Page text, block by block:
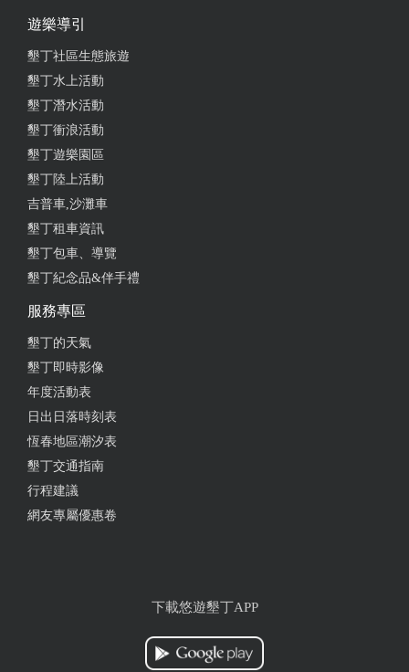
這是台灣最南端的星巴克，店員服務很親切，看見我
熱到冒煙了，趕快倒一杯冰水給我解熱
愛人老闆買的雞肉三明治，第一次吃南國的星巴克
充滿活力⋯服務100分 很感謝店員推介美食 很適合晨
跑
2024-10-21 11:02:21
遊樂導引
墾丁社區生態旅遊
墾丁水上活動
墾丁潛水活動
墾丁衝浪活動
墾丁遊樂園區
墾丁陸上活動
吉普車,沙灘車
墾丁租車資訊
墾丁包車、導覽
墾丁紀念品&伴手禮
服務專區
墾丁的天氣
墾丁即時影像
年度活動表
日出日落時刻表
恆春地區潮汐表
墾丁交通指南
行程建議
網友專屬優惠卷
下載悠遊墾丁APP